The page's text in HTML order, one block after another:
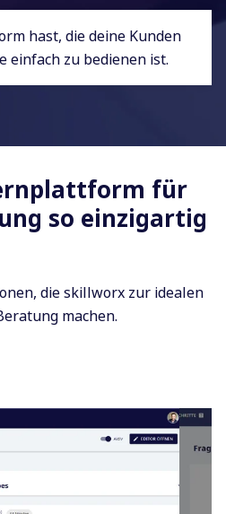
hast, die deine Kunden
einfach zu bedienen ist.
für
so einzigartig
die skillworx zur idealen
machen.